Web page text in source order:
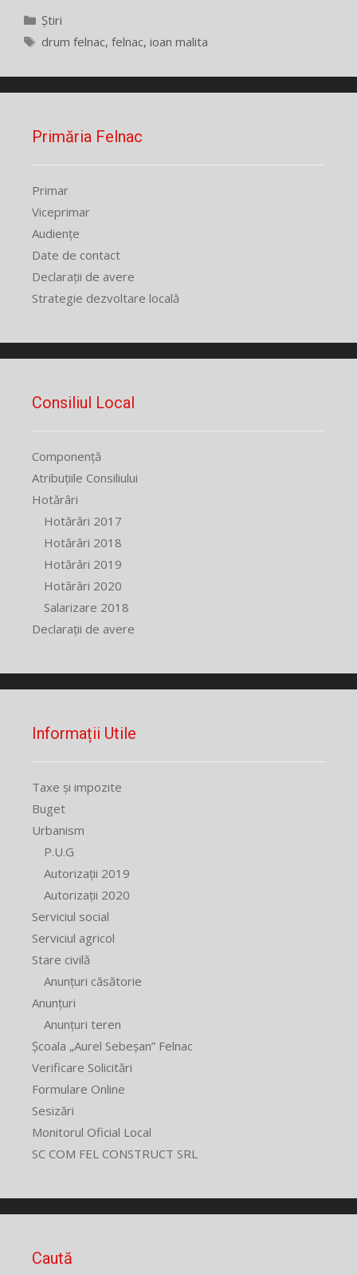
Categorii
Știri
Etichete
drum felnac, felnac, ioan malita
Primăria Felnac
Primar
Viceprimar
Audiențe
Date de contact
Declarații de avere
Strategie dezvoltare locală
Consiliul Local
Componență
Atribuțiile Consiliului
Hotărâri
Hotărâri 2017
Hotărâri 2018
Hotărâri 2019
Hotărâri 2020
Salarizare 2018
Declarații de avere
Informații Utile
Taxe și impozite
Buget
Urbanism
P.U.G
Autorizații 2019
Autorizații 2020
Serviciul social
Serviciul agricol
Stare civilă
Anunțuri căsătorie
Anunțuri
Anunțuri teren
Școala „Aurel Sebeșan” Felnac
Verificare Solicitări
Formulare Online
Sesizări
Monitorul Oficial Local
SC COM FEL CONSTRUCT SRL
Caută